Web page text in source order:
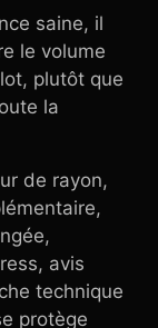
saine, il
le volume
plutôt que
la
de rayon,
avis
technique
protège